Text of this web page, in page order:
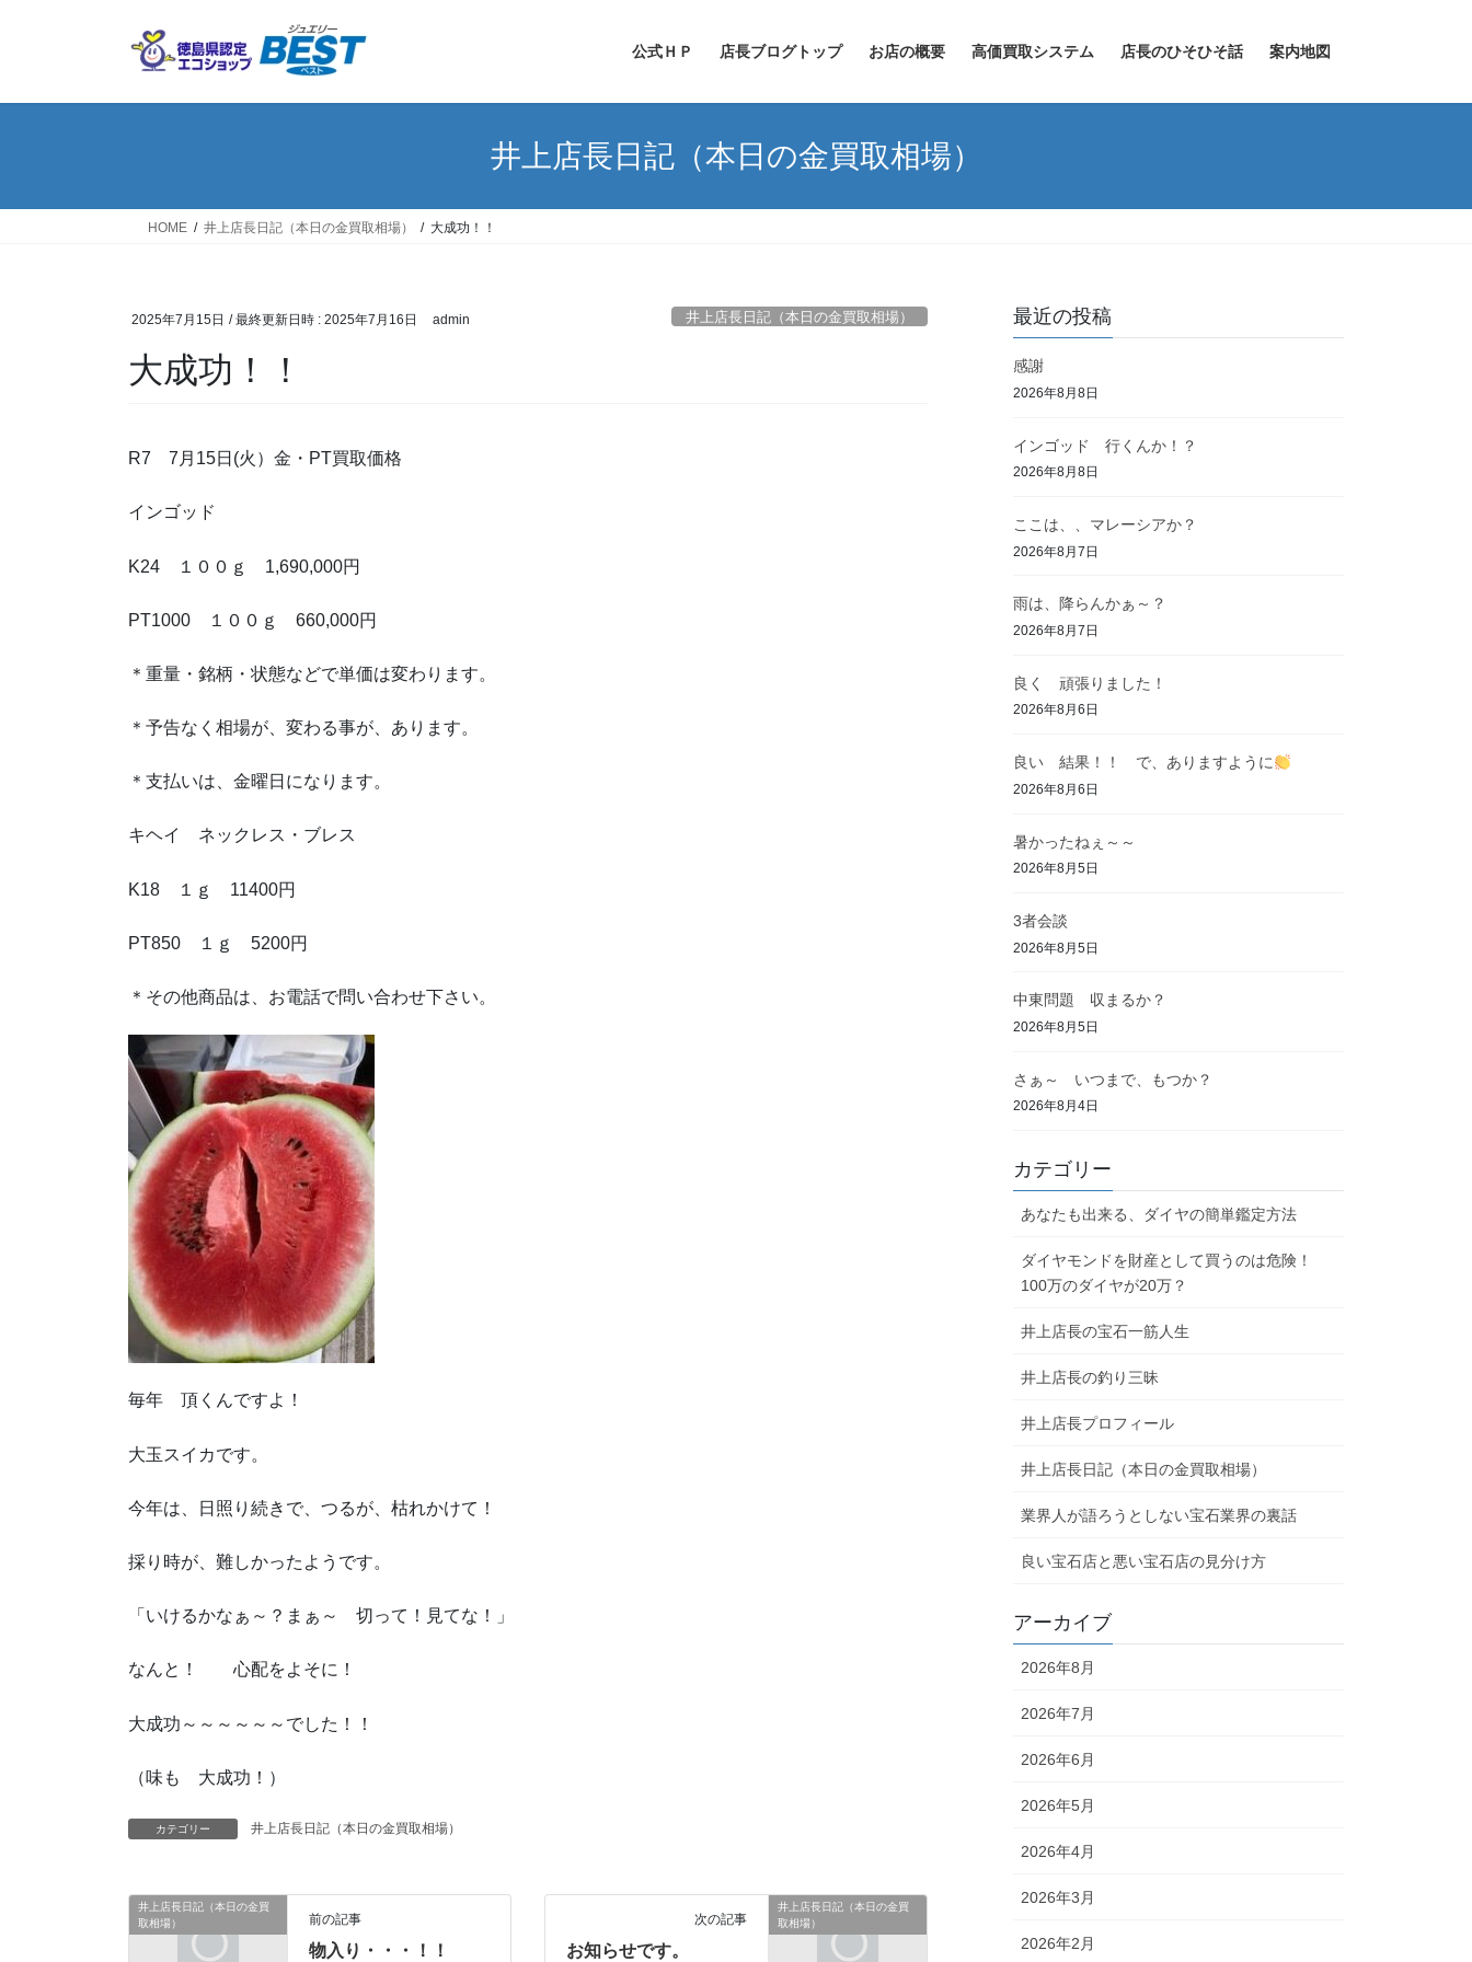
公式ＨＰ 店長ブログトップ お店の概要 高価買取システム 店長のひそひそ話 案内地図
井上店長日記（本日の金買取相場）
HOME 井上店長日記（本日の金買取相場） 大成功！！
2025年7月15日 / 最終更新日時 : 2025年7月16日 admin 井上店長日記（本日の金買取相場）
大成功！！
R7 7月15日(火）金・PT買取価格
インゴッド
K24 １００ｇ 1,690,000円
PT1000 １００ｇ 660,000円
＊重量・銘柄・状態などで単価は変わります。
＊予告なく相場が、変わる事が、あります。
＊支払いは、金曜日になります。
キヘイ ネックレス・ブレス
K18 １ｇ 11400円
PT850 １ｇ 5200円
＊その他商品は、お電話で問い合わせ下さい。
毎年 頂くんですよ！
大玉スイカです。
今年は、日照り続きで、つるが、枯れかけて！
採り時が、難しかったようです。
「いけるかなぁ～？まぁ～ 切って！見てな！」
なんと！ 心配をよそに！
大成功～～～～～～でした！！
（味も 大成功！）
カテゴリー 井上店長日記（本日の金買取相場）
井上店長日記（本日の金買
取相場）
前の記事
物入り・・・！！
井上店長日記（本日の金買
取相場）
次の記事
お知らせです。
最近の投稿
感謝
2026年8月8日
インゴッド 行くんか！？
2026年8月8日
ここは、、マレーシアか？
2026年8月7日
雨は、降らんかぁ～？
2026年8月7日
良く 頑張りました！
2026年8月6日
良い 結果！！ で、ありますように
2026年8月6日
暑かったねぇ～～
2026年8月5日
3者会談
2026年8月5日
中東問題 収まるか？
2026年8月5日
さぁ～ いつまで、もつか？
2026年8月4日
カテゴリー
あなたも出来る、ダイヤの簡単鑑定方法
ダイヤモンドを財産として買うのは危険！
100万のダイヤが20万？
井上店長の宝石一筋人生
井上店長の釣り三昧
井上店長プロフィール
井上店長日記（本日の金買取相場）
業界人が語ろうとしない宝石業界の裏話
良い宝石店と悪い宝石店の見分け方
アーカイブ
2026年8月
2026年7月
2026年6月
2026年5月
2026年4月
2026年3月
2026年2月